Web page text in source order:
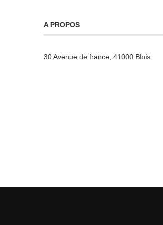
A PROPOS
30 Avenue de france, 41000 Blois